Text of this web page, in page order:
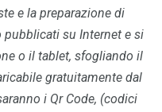
e la preparazione di
pubblicati su Internet e si
o il tablet, sfogliando il
gratuitamente dal
i Qr Code, (codici